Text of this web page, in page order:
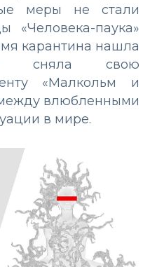
меры не стали
«Человека-паука»
карантина нашла
сняла свою
«Малкольм и
влюбленными
в мире.